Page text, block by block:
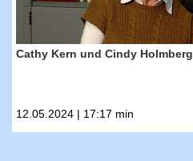
Cathy Kern und Cindy Holmberg
12.05.2024 | 17:17 min